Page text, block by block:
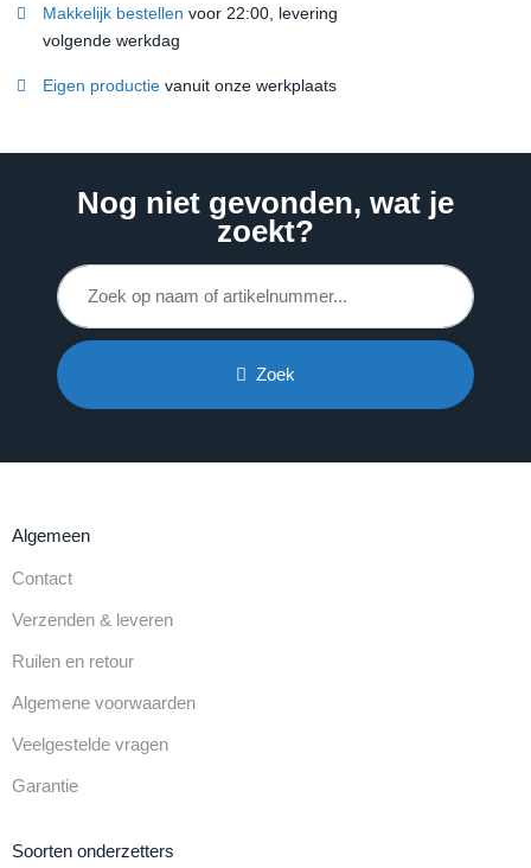
Makkelijk bestellen voor 22:00, levering
volgende werkdag
Eigen productie vanuit onze werkplaats
Nog niet gevonden, wat je
zoekt?
Zoek
Algemeen
Contact
Verzenden & leveren
Ruilen en retour
Algemene voorwaarden
Veelgestelde vragen
Garantie
Soorten onderzetters